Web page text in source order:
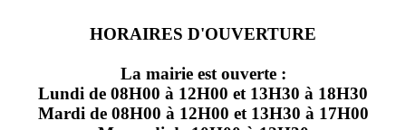
HORAIRES D'OUVERTURE
La mairie est ouverte :
Lundi de 08H00 à 12H00 et 13H30 à 18H30
Mardi de 08H00 à 12H00 et 13H30 à 17H00